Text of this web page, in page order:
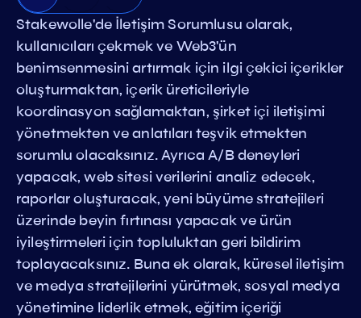
Stakewolle'de İletişim Sorumlusu olarak,
kullanıcıları çekmek ve Web3'ün
benimsenmesini artırmak için ilgi çekici içerikler
oluşturmaktan, içerik üreticileriyle
koordinasyon sağlamaktan, şirket içi iletişimi
yönetmekten ve anlatıları teşvik etmekten
sorumlu olacaksınız. Ayrıca A/B deneyleri
yapacak, web sitesi verilerini analiz edecek,
raporlar oluşturacak, yeni büyüme stratejileri
üzerinde beyin fırtınası yapacak ve ürün
iyileştirmeleri için topluluktan geri bildirim
toplayacaksınız. Buna ek olarak, küresel iletişim
ve medya stratejilerini yürütmek, sosyal medya
yönetimine liderlik etmek, eğitim içeriği